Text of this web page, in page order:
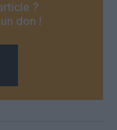
?
don !